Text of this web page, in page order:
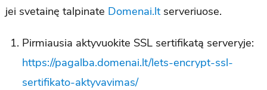
jei svetainę talpinate Domenai.ltserveriuose.
Pirmiausia aktyvuokite SSL sertifikatą serveryje:
https://pagalba.domenai.lt/lets-encrypt-ssl-
sertifikato-aktyvavimas/